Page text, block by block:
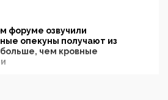
форуме озвучили
опекуны получают из
чем кровные